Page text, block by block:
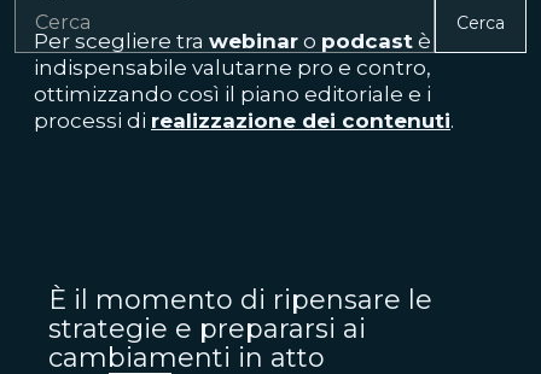
Cerca
Per scegliere tra webinar o podcast è
indispensabile valutarne pro e contro,
ottimizzando così il piano editoriale e i
processi di realizzazione dei contenuti.
È il momento di ripensare le
strategie e prepararsi ai
cambiamenti in atto